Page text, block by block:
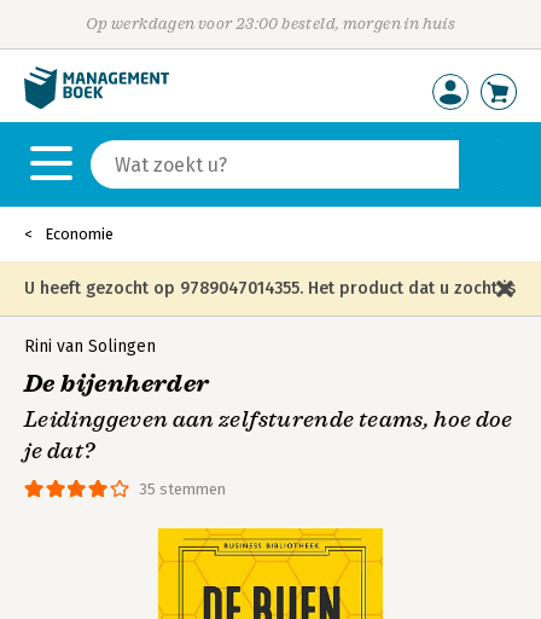
Op werkdagen voor 23:00 besteld, morgen in huis
Economie
U heeft gezocht op 9789047014355. Het product dat u zocht is
niet meer in die editie leverbaar en is vervangen door de
onderstaande editie.
35 stemmen
Rini van Solingen
De bijenherder
Leidinggeven aan zelfsturende teams, hoe doe
je dat?